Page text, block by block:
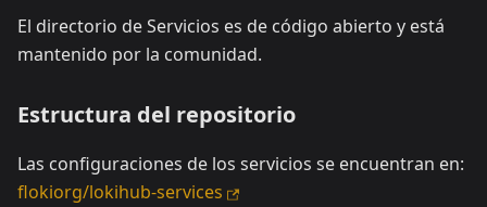
El directorio de Servicios es de código abierto y está
mantenido por la comunidad.
Estructura del repositorio
Las configuraciones de los servicios se encuentran en:
flokiorg/lokihub-services